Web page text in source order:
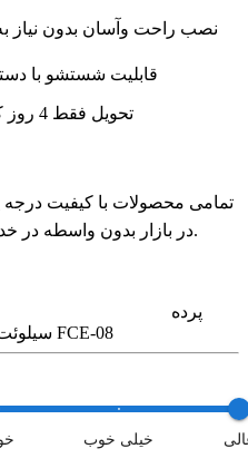
🛠 نصب راحت وآسان بدون نیاز
💧 قابلیت شستشو با
🚚 تحویل فقط 4 روز کاری ، ارسال به سراسر کشور
در بازار بدون واسطه در خدمت مشتریان عزیز قرار می گیرد.
پرده
سیلوئت تصویری طرح چهره بالماسکه کد FCE-08
خیلی خوب